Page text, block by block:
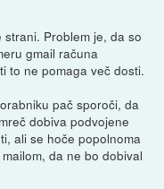
Problem je, da so
gmail računa
to ne pomaga več dosti.
pač sporoči, da
dobiva podvojene
ali se hoče popolnoma
da ne bo dobival